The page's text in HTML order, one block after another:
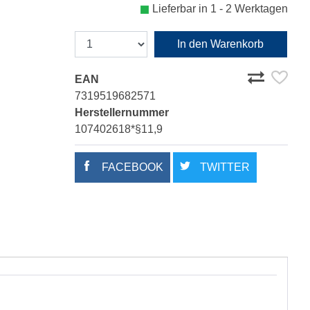
Lieferbar in 1 - 2 Werktagen
In den Warenkorb
EAN
7319519682571
Herstellernummer
107402618*§11,9
FACEBOOK TWITTER